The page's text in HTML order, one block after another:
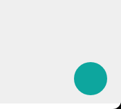
oluşturduğu,
platformudur